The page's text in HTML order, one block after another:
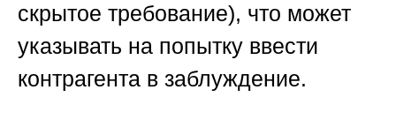
скрытое требование), что может
указывать на попытку ввести
контрагента в заблуждение.